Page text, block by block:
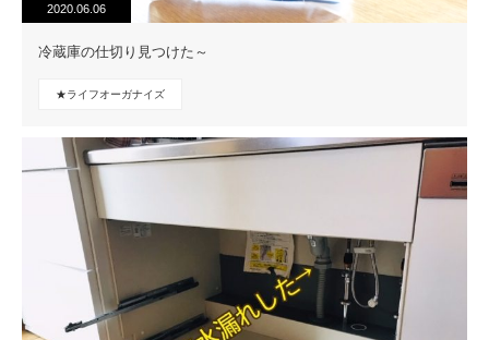
2020.06.06
冷蔵庫の仕切り見つけた～
★ライフオーガナイズ